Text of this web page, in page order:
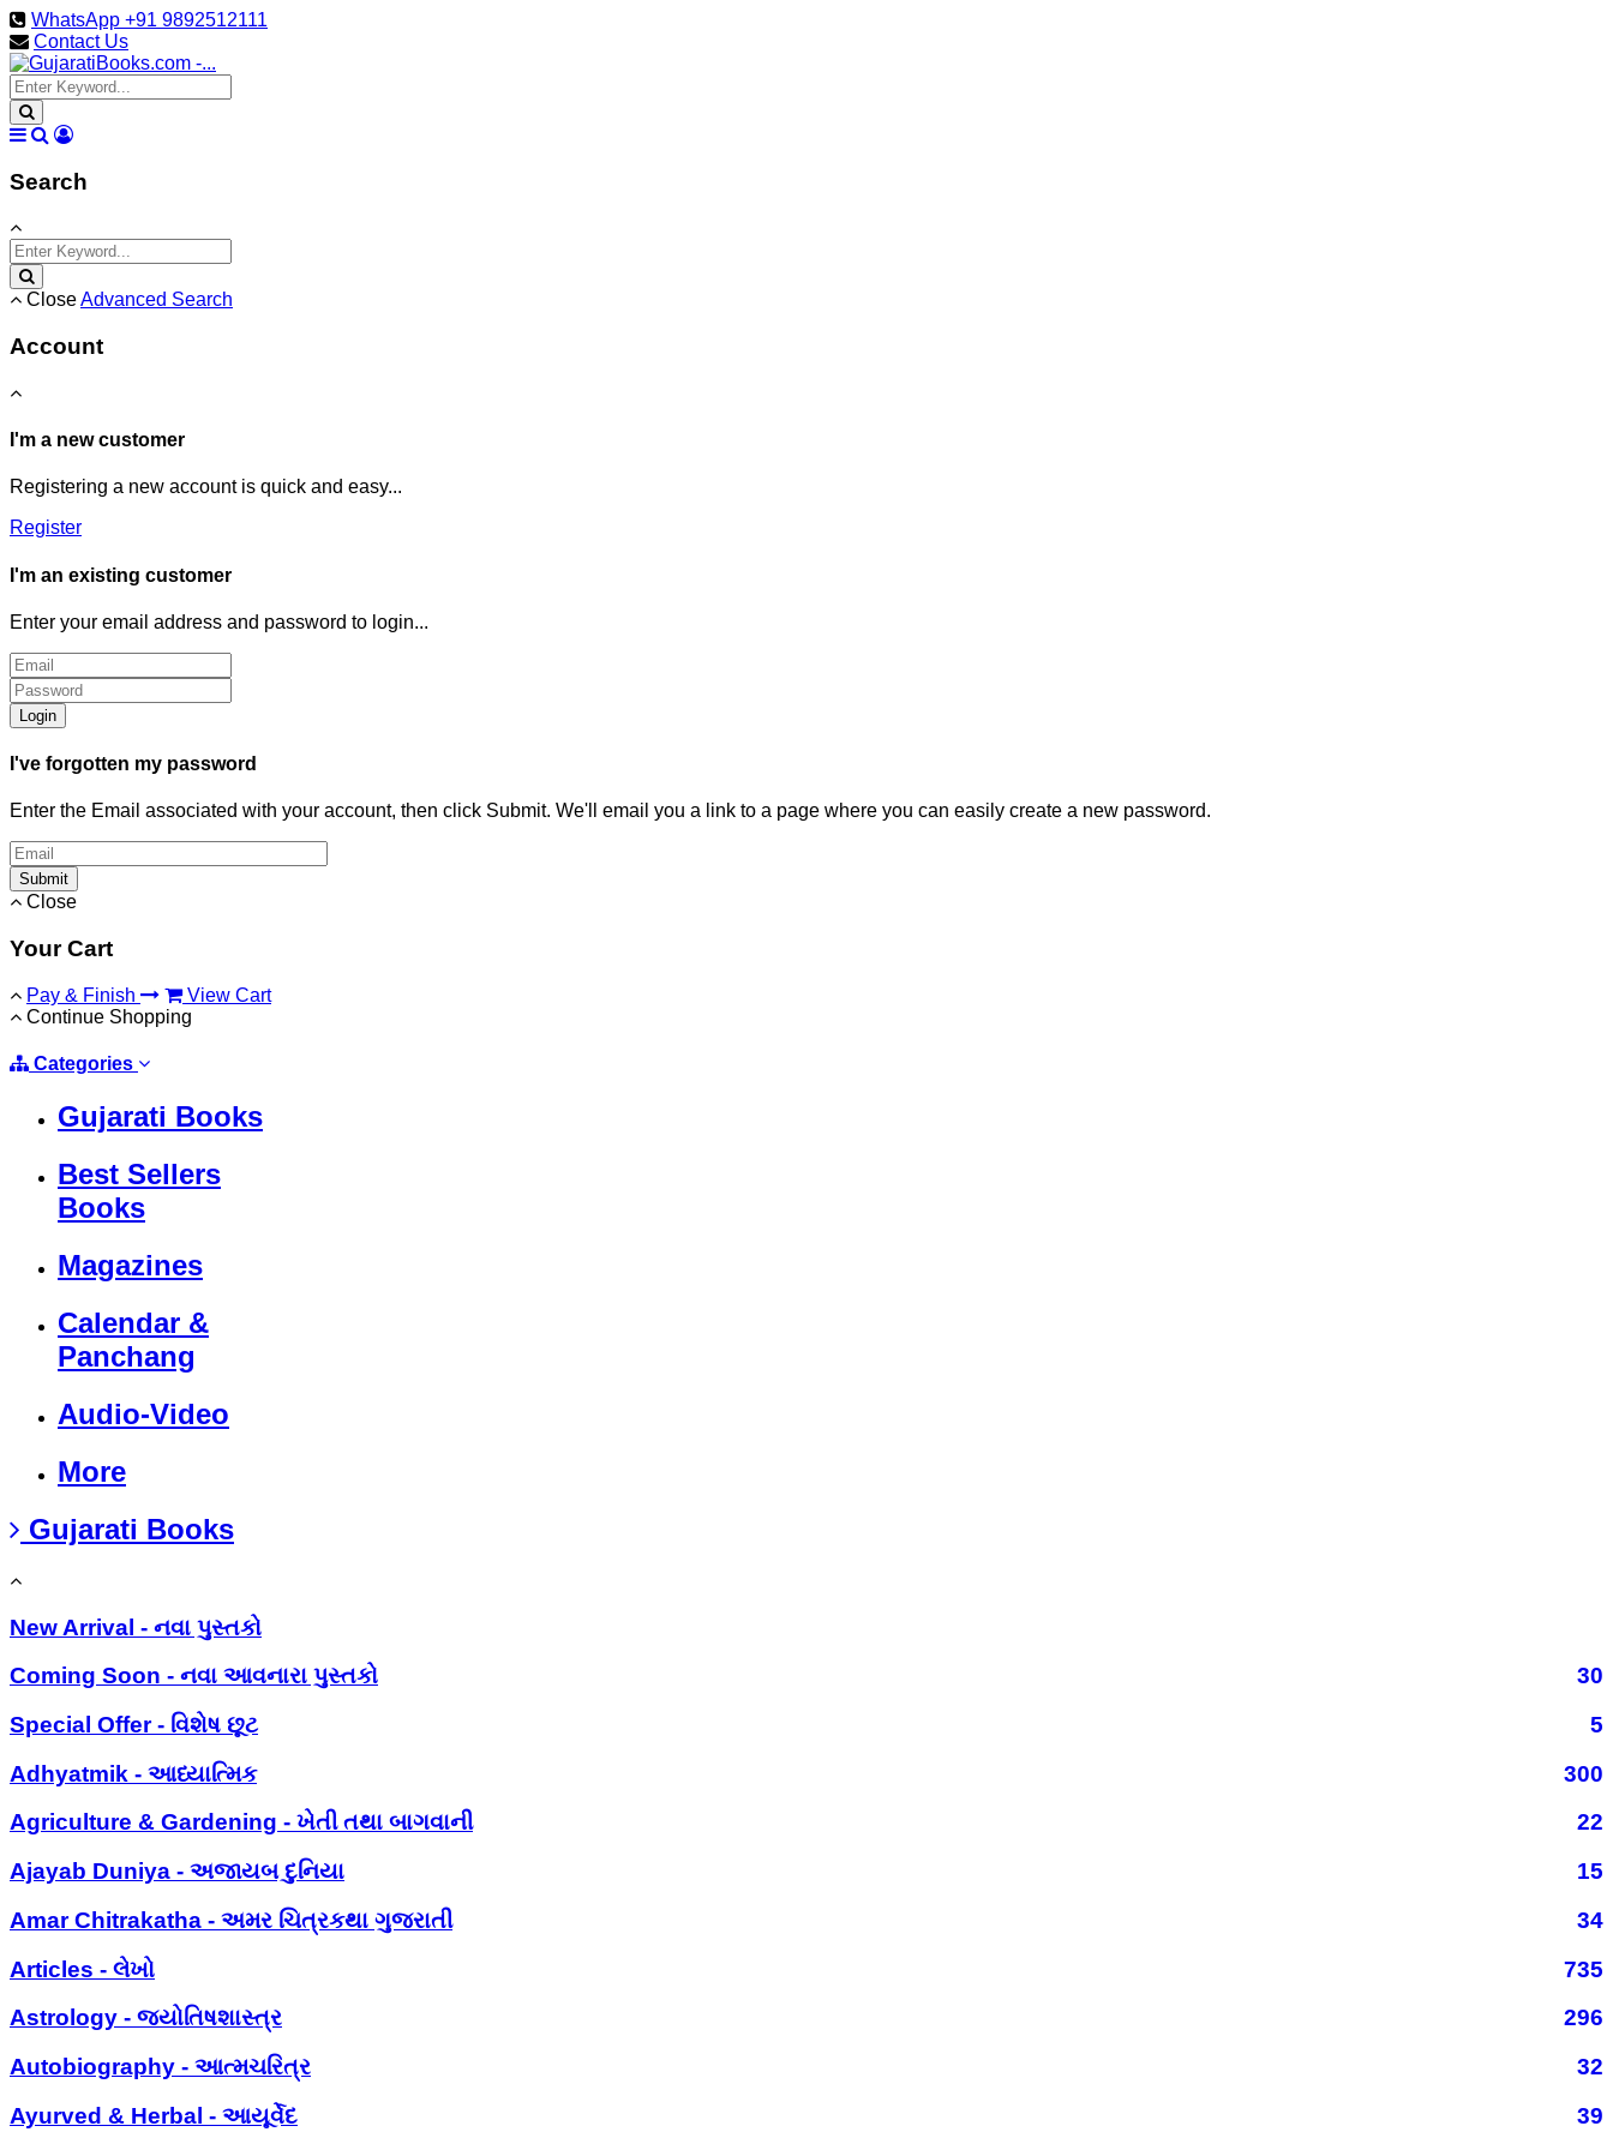
WhatsApp +91 9892512111
Contact Us
Search
CloseAdvanced Search
Account
I'm a new customer
Registering a new account is quick and easy...
Register
I'm an existing customer
Enter your email address and password to login...
Login
I've forgotten my password
Enter the Email associated with your account, then click Submit. We'll email you a link to a page where you can easily create a new password.
Submit
Close
Your Cart
Pay & Finish
View Cart
Continue Shopping
Categories
Gujarati Books
Best Sellers
Books
Magazines
Calendar &
Panchang
Audio-Video
More
Gujarati Books
New Arrival - નવા પુસ્તકો
Coming Soon - નવા આવનારા પુસ્તકો
30
Special Offer - વિશેષ છૂટ
5
Adhyatmik - આધ્યાત્મિક
300
Agriculture & Gardening - ખેતી તથા બાગવાની
22
Ajayab Duniya - અજાયબ દુનિયા
15
Amar Chitrakatha - અમર ચિત્રકથા ગુજરાતી
34
Articles - લેખો
735
Astrology - જ્યોતિષશાસ્ત્ર
296
Autobiography - આત્મચરિત્ર
32
Ayurved & Herbal - આયૂર્વેદ
39